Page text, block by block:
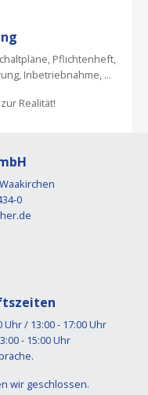
Pflichtenheft,
Inbetriebnahme, ...
Realität!
0
/ 13:00 - 17:00 Uhr
- 15:00 Uhr
wir geschlossen.